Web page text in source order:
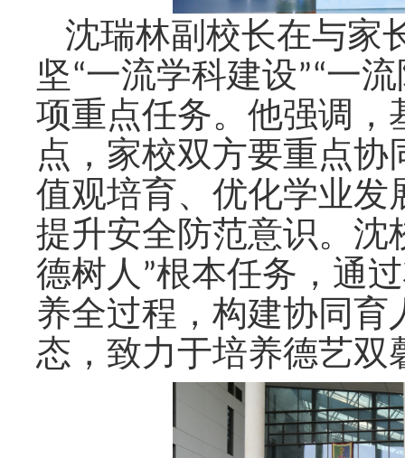
沈瑞林副校长在与家
坚“一流学科建设”“一
项重点任务。他强调，
点，家校双方要重点
值观培育、优化学业发
提升安全防范意识。沈
德树人”根本任务，通
养全过程，构建协同育
态，致力于培养德艺双